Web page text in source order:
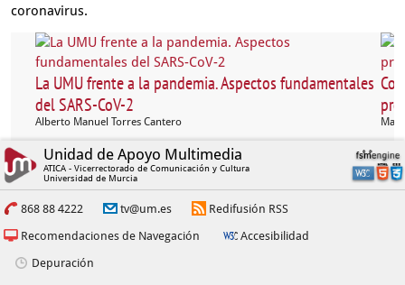
coronavirus.
La UMU frente a la pandemia. Aspectos fundamentales
del SARS-CoV-2
Alberto Manuel Torres Cantero
Unidad de Apoyo Multimedia
ATICA - Vicerrectorado de Comunicación y Cultura
Universidad de Murcia
868 88 4222 tv@um.es
Redifusión RSS
Recomendaciones de Navegación
Accesibilidad
Depuración